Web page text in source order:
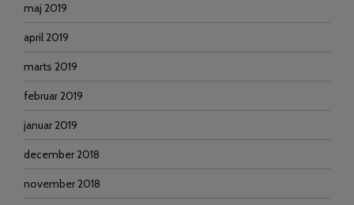
maj 2019
april 2019
marts 2019
februar 2019
januar 2019
december 2018
november 2018